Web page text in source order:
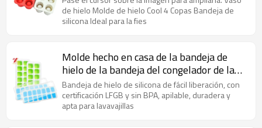
de hielo Molde de hielo Cool 4 Copas Bandeja de
silicona Ideal para la fies
Molde hecho en casa de la bandeja de
hielo de la bandeja del congelador de la
bandeja del cubo de hielo del silicón,
aduana de la fábrica
Bandeja de hielo de silicona de fácil liberación, con
certificación LFGB y sin BPA, apilable, duradera y
apta para lavavajillas